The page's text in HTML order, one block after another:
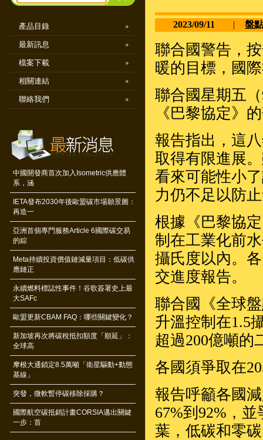
產品目錄
最新訊息
檔案下載
相關連結
聯絡我們
中國開發商首次加入Isometric供應體
系，涵
IETA發布2030年後歐盟碳市場願景圖：
再造一
亞洲首個專門服務Article 6國際碳交易
的綜
Meta持續投資價值鏈減量項目：低碳供
應鏈正
永續燃料標誌性事件！谷歌簽署史上最
大SAFc
歐盟更新CBAM FAQ：哪些關鍵變化？
新加坡再次將碳稅抵扣額度「順延」：
全球高
摩根大通鎖定8.5萬噸「衛星驅動+動態
基線」
突發，微軟暫停碳移除採購？
國際航空碳抵銷計畫CORSIA邁出關鍵
一步：首
2023/09/11 | 盤
聯合國警告，
暖的目標，國
聯合國星期五
《巴黎協定》
報告指出，這
取得有限進展
看來可能性小
力仍不足以防
根據《巴黎協
制在工業化前
攝氏度以內。
交進度報告。
聯合國《全球
升溫控制在1.5
超過200億噸的
各國須爭取在
報告呼籲各國
67%到92%，
葉，低碳和零